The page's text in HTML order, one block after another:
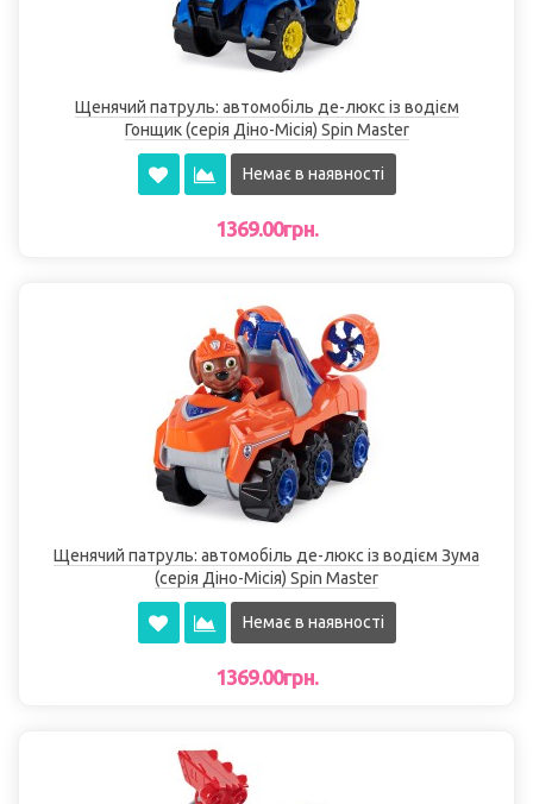
Щенячий патруль: автомобіль де-люкс із водієм
Гонщик (серія Діно-Місія) Spin Master
Немає в наявності
1369.00грн.
Щенячий патруль: автомобіль де-люкс із водієм Зума
(серія Діно-Місія) Spin Master
Немає в наявності
1369.00грн.